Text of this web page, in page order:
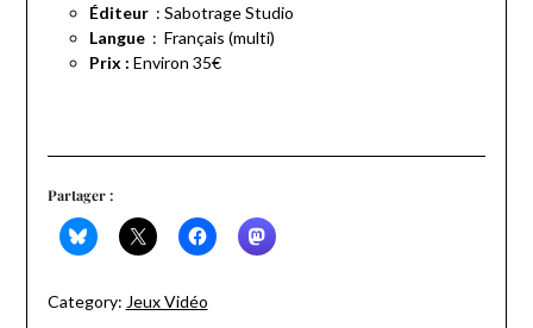
: ‎Sabotrage Studio
Langue ‏ : ‎ Français (multi)
Prix : Environ 35€
Partager :
Category: Jeux Vidéo